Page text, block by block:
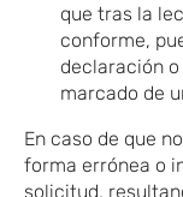
que tras la
conforme,
declaración
marcado de
En caso de que
forma errónea o
solicitud,